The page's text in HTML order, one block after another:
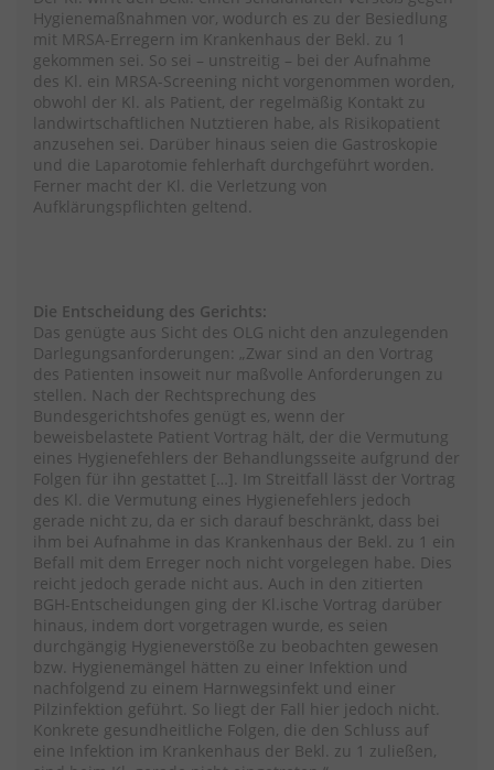
Hygienemaßnahmen vor, wodurch es zu der Besiedlung
mit MRSA-Erregern im Krankenhaus der Bekl. zu 1
gekommen sei. So sei – unstreitig – bei der Aufnahme
des Kl. ein MRSA-Screening nicht vorgenommen worden,
obwohl der Kl. als Patient, der regelmäßig Kontakt zu
landwirtschaftlichen Nutztieren habe, als Risikopatient
anzusehen sei. Darüber hinaus seien die Gastroskopie
und die Laparotomie fehlerhaft durchgeführt worden.
Ferner macht der Kl. die Verletzung von
Aufklärungspflichten geltend.
Die Entscheidung des Gerichts:
Das genügte aus Sicht des OLG nicht den anzulegenden
Darlegungsanforderungen: „Zwar sind an den Vortrag
des Patienten insoweit nur maßvolle Anforderungen zu
stellen. Nach der Rechtsprechung des
Bundesgerichtshofes genügt es, wenn der
beweisbelastete Patient Vortrag hält, der die Vermutung
eines Hygienefehlers der Behandlungsseite aufgrund der
Folgen für ihn gestattet […]. Im Streitfall lässt der Vortrag
des Kl. die Vermutung eines Hygienefehlers jedoch
gerade nicht zu, da er sich darauf beschränkt, dass bei
ihm bei Aufnahme in das Krankenhaus der Bekl. zu 1 ein
Befall mit dem Erreger noch nicht vorgelegen habe. Dies
reicht jedoch gerade nicht aus. Auch in den zitierten
BGH-Entscheidungen ging der Kl.ische Vortrag darüber
hinaus, indem dort vorgetragen wurde, es seien
durchgängig Hygieneverstöße zu beobachten gewesen
bzw. Hygienemängel hätten zu einer Infektion und
nachfolgend zu einem Harnwegsinfekt und einer
Pilzinfektion geführt. So liegt der Fall hier jedoch nicht.
Konkrete gesundheitliche Folgen, die den Schluss auf
eine Infektion im Krankenhaus der Bekl. zu 1 zuließen,